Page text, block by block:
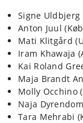
Signe Uldbjerg
Anton Juul
Mati Klitgård
Iram Khawaja
Kai Roland
Maja Brandt
Molly Occhino
Naja
Tara Mehrabi